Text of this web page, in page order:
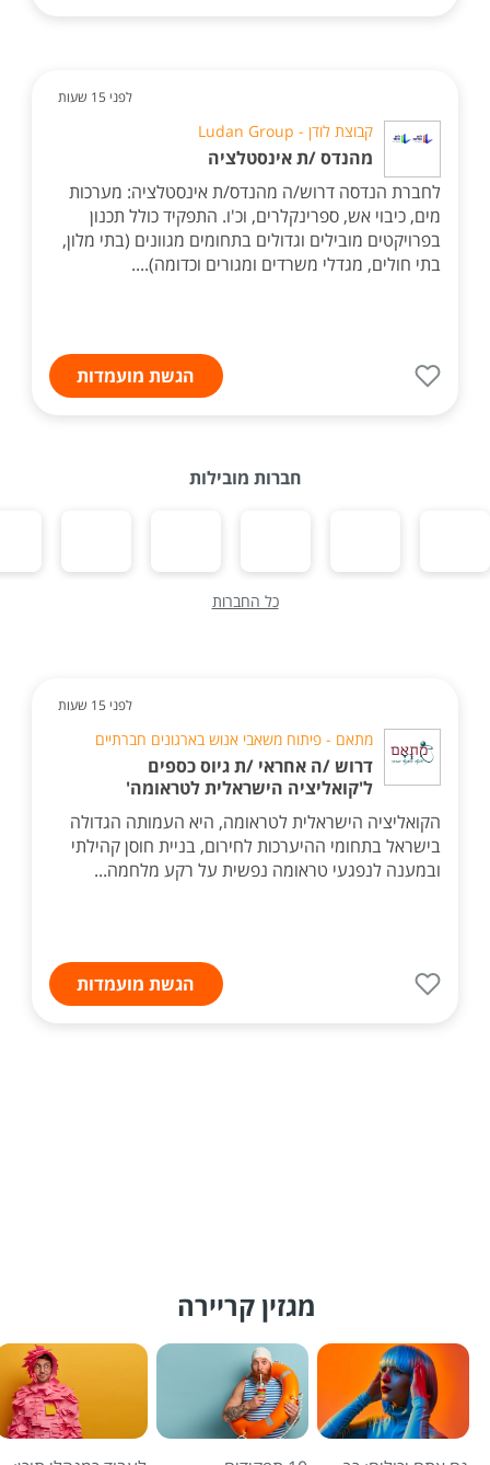
לפני 15 שעות
קבוצת לודן - Ludan Group
מהנדס /ת אינסטלציה
לחברת הנדסה דרוש/ה מהנדס/ת אינסטלציה: מערכות
מים, כיבוי אש, ספרינקלרים, וכ'ו. התפקיד כולל תכנון
בפרויקטים מובילים וגדולים בתחומים מגוונים (בתי מלון,
בתי חולים, מגדלי משרדים ומגורים וכדומה)....
הגשת מועמדות
חברות מובילות
כל החברות
לפני 15 שעות
מתאם - פיתוח משאבי אנוש בארגונים חברתיים
דרוש /ה אחראי /ת גיוס כספים
ל'קואליציה הישראלית לטראומה'
הקואליציה הישראלית לטראומה, היא העמותה הגדולה
בישראל בתחומי ההיערכות לחירום, בניית חוסן קהילתי
ובמענה לנפגעי טראומה נפשית על רקע מלחמה...
הגשת מועמדות
מגזין קריירה